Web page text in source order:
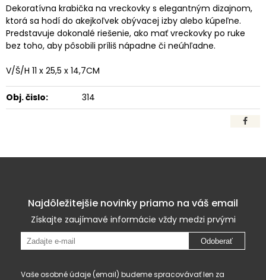
Dekoratívna krabička na vreckovky s elegantným dizajnom,
ktorá sa hodí do akejkoľvek obývacej izby alebo kúpeľne.
Predstavuje dokonalé riešenie, ako mať vreckovky po ruke
bez toho, aby pôsobili príliš nápadne či neúhľadne.
V/Š/H 11 x 25,5 x 14,7CM
Obj. čislo: 314
Najdôležitejšie novinky priamo na váš email
Získajte zaujímavé informácie vždy medzi prvými
Odoberať
Vaše osobné údaje (email) budeme spracovávať len za